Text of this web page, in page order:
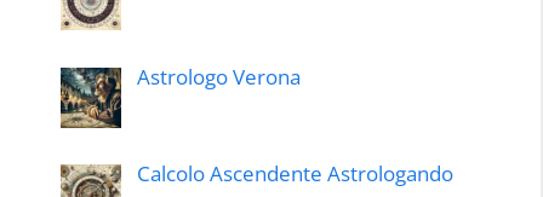
Astrologo Verona
Calcolo Ascendente Astrologando